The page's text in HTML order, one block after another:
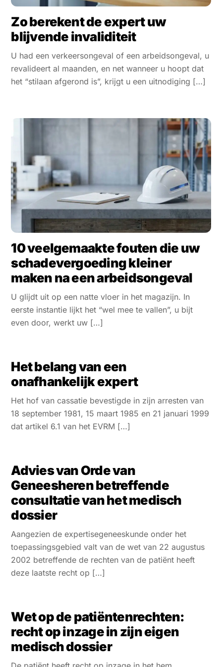
Zo berekent de expert uw
blijvende invaliditeit
U had een verkeersongeval of een arbeidsongeval, u
revalideert al maanden, en net wanneer u hoopt dat
het “stilaan afgerond is”, krijgt u een uitnodiging […]
10 veelgemaakte fouten die uw
schadevergoeding kleiner
maken na een arbeidsongeval
U glijdt uit op een natte vloer in het magazijn. In
eerste instantie lijkt het “wel mee te vallen”, u bijt
even door, werkt uw […]
Het belang van een
onafhankelijk expert
Het hof van cassatie bevestigde in zijn arresten van
18 september 1981, 15 maart 1985 en 21 januari 1999
dat artikel 6.1 van het EVRM […]
Advies van Orde van
Geneesheren betreffende
consultatie van het medisch
dossier
Aangezien de expertisegeneeskunde onder het
toepassingsgebied valt van de wet van 22 augustus
2002 betreffende de rechten van de patiënt heeft
deze laatste recht op […]
Wet op de patiëntenrechten:
recht op inzage in zijn eigen
medisch dossier